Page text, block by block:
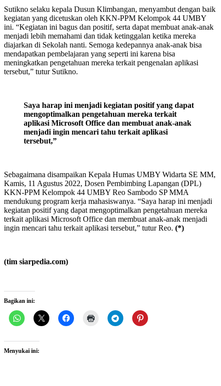
Sutikno selaku kepala Dusun Klimbangan, menyambut dengan baik
kegiatan yang dicetuskan oleh KKN-PPM Kelompok 44 UMBY
ini. “Kegiatan ini bagus dan positif, serta dapat membuat anak-anak
menjadi lebih memahami dan tidak ketinggalan ketika mereka
diajarkan di Sekolah nanti. Semoga kedepannya anak-anak bisa
mendapatkan pembelajaran yang seperti ini karena bisa
meningkatkan pengetahuan mereka terkait pengenalan aplikasi
tersebut,” tutur Sutikno.
Saya harap ini menjadi kegiatan positif yang dapat
mengoptimalkan pengetahuan mereka terkait
aplikasi Microsoft Office dan membuat anak-anak
menjadi ingin mencari tahu terkait aplikasi
tersebut,”
Sebagaimana disampaikan Kepala Humas UMBY Widarta SE MM,
Kamis, 11 Agustus 2022, Dosen Pembimbing Lapangan (DPL)
KKN-PPM Kelompok 44 UMBY Reo Sambodo SP MMA
mendukung program kerja mahasiswanya. “Saya harap ini menjadi
kegiatan positif yang dapat mengoptimalkan pengetahuan mereka
terkait aplikasi Microsoft Office dan membuat anak-anak menjadi
ingin mencari tahu terkait aplikasi tersebut,” tutur Reo. (*)
(tim siarpedia.com)
Bagikan ini:
Menyukai ini: